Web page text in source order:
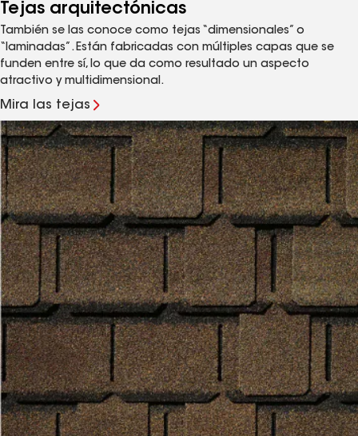
Tejas arquitectónicas
También se las conoce como tejas “dimensionales” o
“laminadas”. Están fabricadas con múltiples capas que se
funden entre sí, lo que da como resultado un aspecto
atractivo y multidimensional.
Mira las tejas